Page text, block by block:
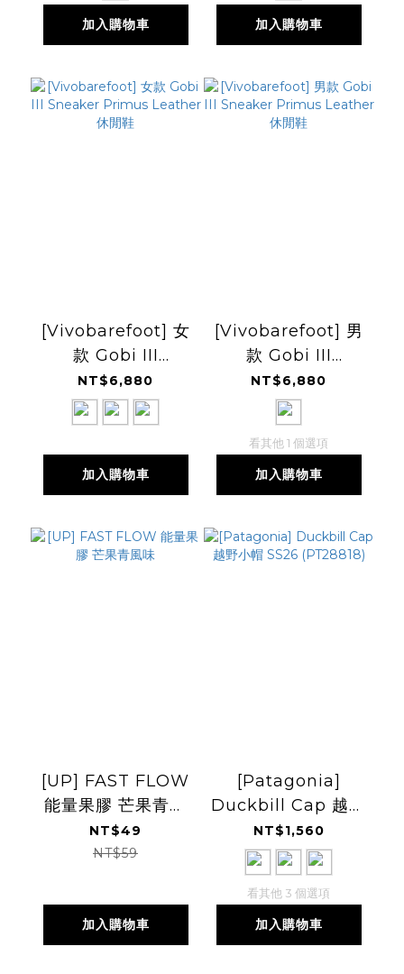
加入購物車 加入購物車
[Vivobarefoot] 女
款 Gobi III
Sneaker Primus
Leather 休閒鞋
NT$6,880
加入購物車
[Vivobarefoot] 男
款 Gobi III
Sneaker Primus
Leather 休閒鞋
NT$6,880
看其他 1 個選項
加入購物車
[UP] FAST FLOW
能量果膠 芒果青風
味
NT$49
NT$59
加入購物車
[Patagonia]
Duckbill Cap 越野
小帽 SS26
(PT28818)
NT$1,560
看其他 3 個選項
加入購物車